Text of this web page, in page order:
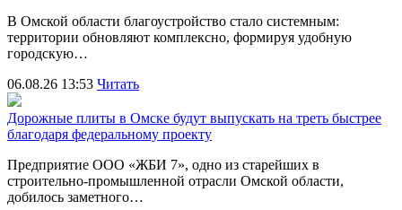
В Омской области благоустройство стало системным:
территории обновляют комплексно, формируя удобную
городскую…
06.08.26 13:53 Читать
Дорожные плиты в Омске будут выпускать на треть быстрее
благодаря федеральному проекту
Предприятие ООО «ЖБИ 7», одно из старейших в
строительно‑промышленной отрасли Омской области,
добилось заметного…